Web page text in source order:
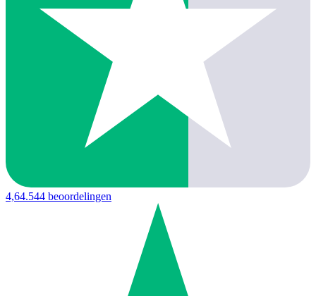
4,64.544 beoordelingen